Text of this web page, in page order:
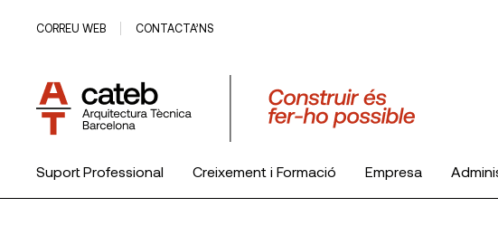
CORREU WEB CONTACTA’NS
Suport Professional Creixement i Formació Empresa